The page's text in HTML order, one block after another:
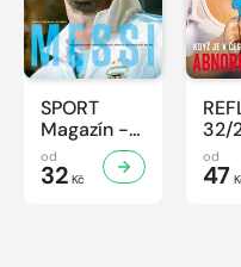
SPORT
Magazín -
32/2026
od
32 Kč
32/
od
47